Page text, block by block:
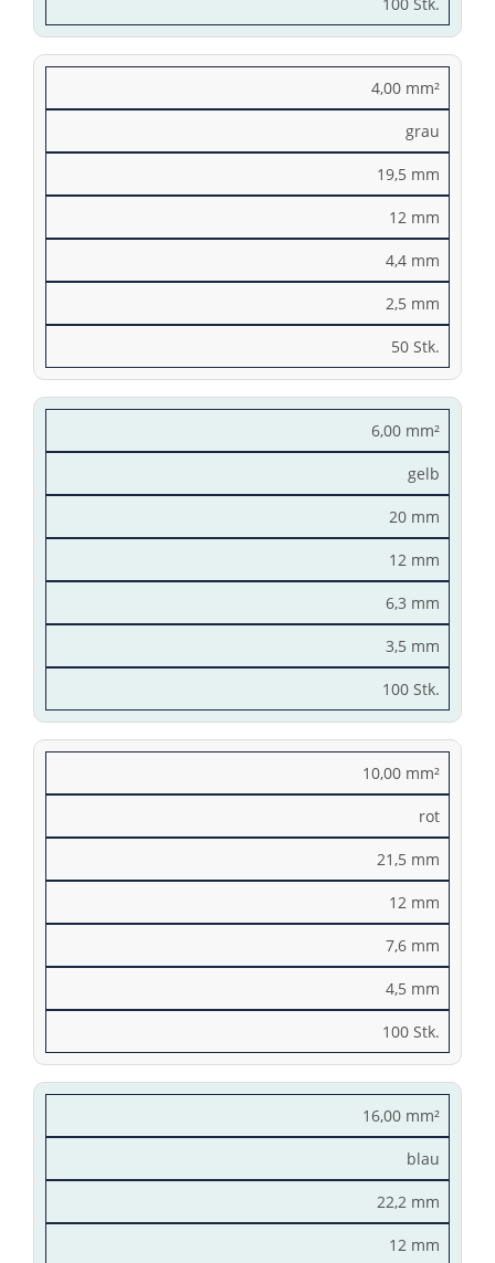
4,00 mm²
grau
19,5 mm
12 mm
4,4 mm
2,5 mm
50 Stk.
6,00 mm²
gelb
20 mm
12 mm
6,3 mm
3,5 mm
100 Stk.
10,00 mm²
rot
21,5 mm
12 mm
7,6 mm
4,5 mm
100 Stk.
16,00 mm²
blau
22,2 mm
12 mm